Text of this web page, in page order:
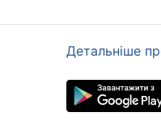
Детальніше